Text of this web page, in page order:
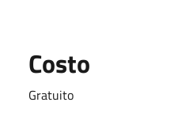
Costo
Gratuito